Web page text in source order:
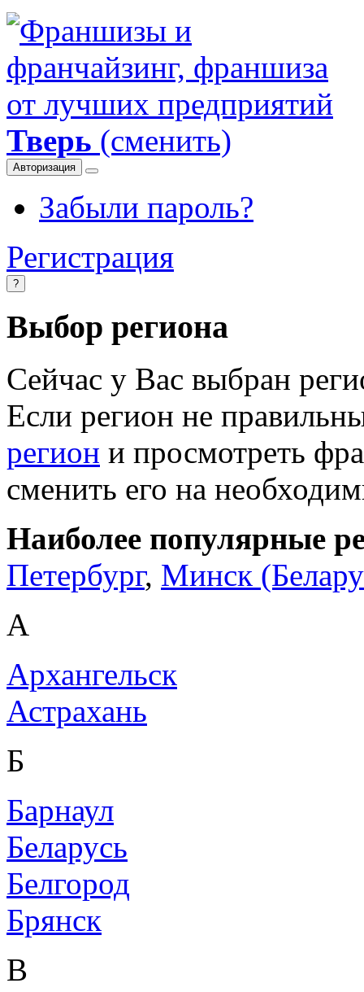
Тверь (сменить)
Авторизация
Забыли пароль?
Регистрация
?
Выбор региона
Сейчас у Вас выбран
Если регион не
регион и просмотреть
сменить его на
Наиболее популярные
Петербург, Минск
А
Архангельск
Астрахань
Б
Барнаул
Беларусь
Белгород
Брянск
В